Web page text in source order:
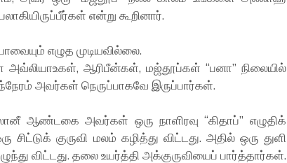
என்று கூறினார்.
எழுத முடியவில்லை.
ஆரிபீன்கள், மஜ்தூப்கள் “பனா” நிலையில்
அவர்கள் நெருப்பாகவே இருப்பார்கள்.
ஆண்டகை அவர்கள் ஒரு நாளிரவு “கிதாப்” எழுதிக்
குருவி மலம் கழித்து விட்டது. அதில் ஒரு துளி
விட்டது. தலை உயர்த்தி அக்குருவியைப் பார்த்தார்கள்.